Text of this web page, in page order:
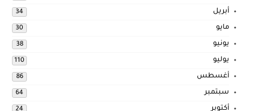
أبريل 34
مايو 30
يونيو 38
يوليو 110
أغسطس 86
سبتمبر 64
أكتوبر 24